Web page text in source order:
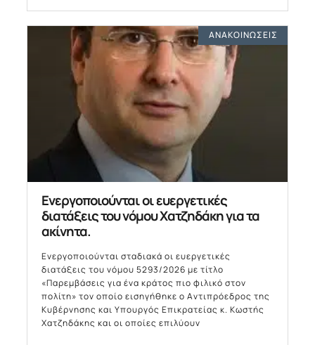
ΑΝΑΚΟΙΝΏΣΕΙΣ
Ενεργοποιούνται οι ευεργετικές
διατάξεις του νόμου Χατζηδάκη για τα
ακίνητα.
Ενεργοποιούνται σταδιακά οι ευεργετικές
διατάξεις του νόμου 5293/2026 με τίτλο
«Παρεμβάσεις για ένα κράτος πιο φιλικό στον
πολίτη» τον οποίο εισηγήθηκε ο Αντιπρόεδρος της
Κυβέρνησης και Υπουργός Επικρατείας κ. Κωστής
Χατζηδάκης και οι οποίες επιλύουν